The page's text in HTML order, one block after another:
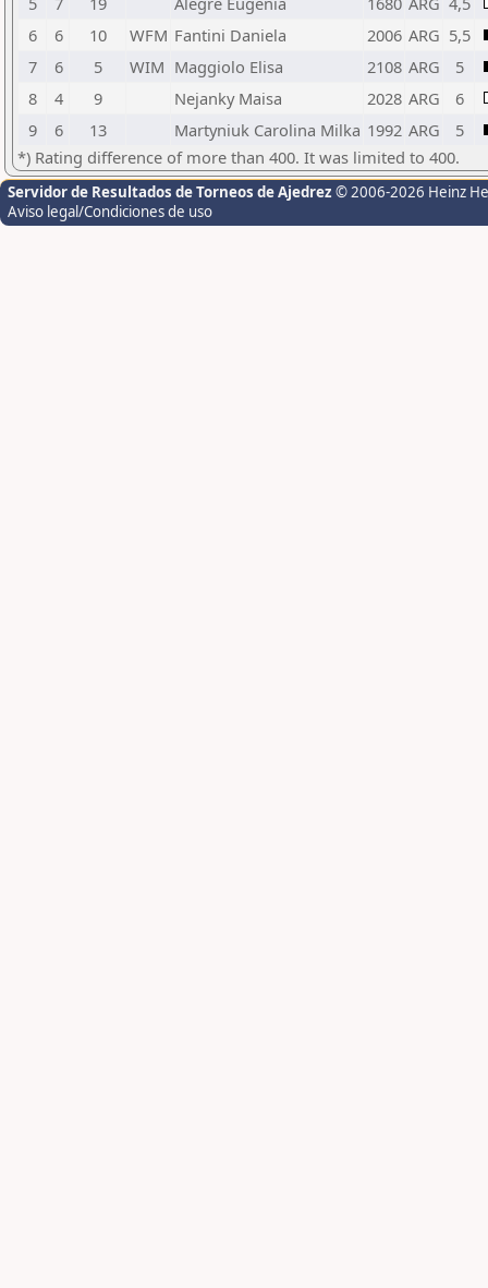
6
6 10 WFM Fantini Daniela 2006 ARG 5,5
7
6 5 WIM Maggiolo Elisa 2108 ARG
5
8
4 9 Nejanky Maisa 2028 ARG
6
9
6 13 Martyniuk Carolina Milka 1992 ARG
5
*) Rating difference of more than 400. It was limited to 400.
Servidor de Resultados de Torneos de Ajedrez © 2006-2026 Heinz
Aviso legal/Condiciones de uso